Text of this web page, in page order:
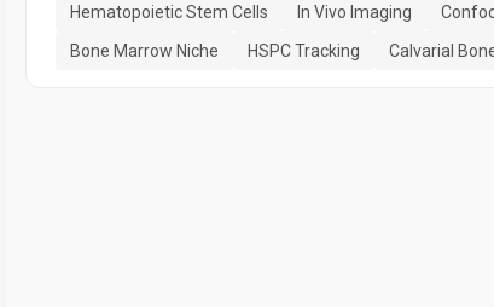
Hematopoietic Stem Cells In Vivo Imaging
Bone Marrow Niche
HSPC Tracking Calvarial